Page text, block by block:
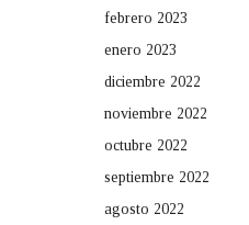
febrero 2023
enero 2023
diciembre 2022
noviembre 2022
octubre 2022
septiembre 2022
agosto 2022